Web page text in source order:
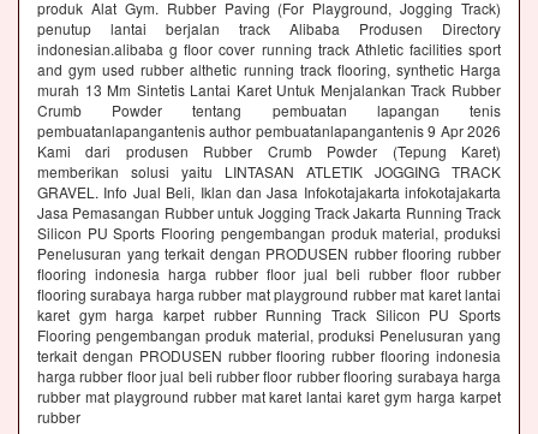
produk Alat Gym. Rubber Paving (For Playground, Jogging Track)
penutup lantai berjalan track Alibaba Produsen Directory
indonesian.alibaba g floor cover running track Athletic facilities sport
and gym used rubber althetic running track flooring, synthetic Harga
murah 13 Mm Sintetis Lantai Karet Untuk Menjalankan Track Rubber
Crumb Powder tentang pembuatan lapangan tenis
pembuatanlapangantenis author pembuatanlapangantenis 9 Apr 2026
Kami dari produsen Rubber Crumb Powder (Tepung Karet)
memberikan solusi yaitu LINTASAN ATLETIK JOGGING TRACK
GRAVEL. Info Jual Beli, Iklan dan Jasa Infokotajakarta infokotajakarta
Jasa Pemasangan Rubber untuk Jogging Track Jakarta Running Track
Silicon PU Sports Flooring pengembangan produk material, produksi
Penelusuran yang terkait dengan PRODUSEN rubber flooring rubber
flooring indonesia harga rubber floor jual beli rubber floor rubber
flooring surabaya harga rubber mat playground rubber mat karet lantai
karet gym harga karpet rubber Running Track Silicon PU Sports
Flooring pengembangan produk material, produksi Penelusuran yang
terkait dengan PRODUSEN rubber flooring rubber flooring indonesia
harga rubber floor jual beli rubber floor rubber flooring surabaya harga
rubber mat playground rubber mat karet lantai karet gym harga karpet
rubber